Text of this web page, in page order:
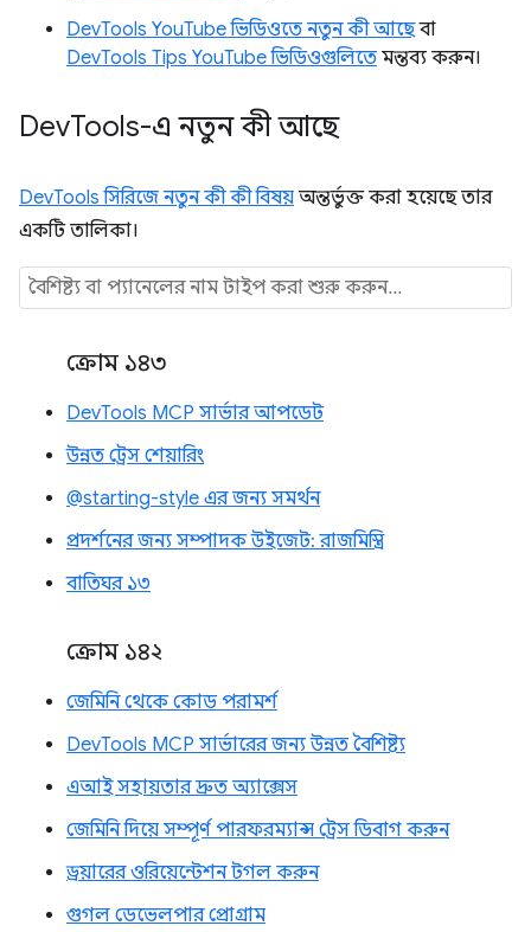
DevTools YouTube ভিডিওতে নতুন কী আছেবা
DevTools Tips YouTube ভিডিওগুলিতে মন্তব্য করুন।
DevTools-এ নতুন কী আছে
DevTools সিরিজে নতুন কী কী বিষয় অন্তর্ভুক্ত করা হয়েছে তার
একটি তালিকা।
ক্রোম ১৪৩
DevTools MCP সার্ভার আপডেট
উন্নত ট্রেস শেয়ারিং
@starting-style এর জন্য সমর্থন
প্রদর্শনের জন্য সম্পাদক উইজেট: রাজমিস্ত্রি
বাতিঘর ১৩
ক্রোম ১৪২
জেমিনি থেকে কোড পরামর্শ
DevTools MCP সার্ভারের জন্য উন্নত বৈশিষ্ট্য
এআই সহায়তার দ্রুত অ্যাক্সেস
জেমিনি দিয়ে সম্পূর্ণ পারফরম্যান্স ট্রেস ডিবাগ করুন
ড্রয়ারের ওরিয়েন্টেশন টগল করুন
গুগল ডেভেলপার প্রোগ্রাম